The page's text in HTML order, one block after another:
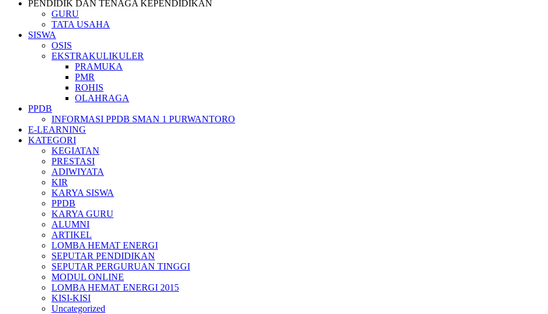
PENDIDIK DAN TENAGA KEPENDIDIKAN
GURU
TATA USAHA
SISWA
OSIS
EKSTRAKULIKULER
PRAMUKA
PMR
ROHIS
OLAHRAGA
PPDB
INFORMASI PPDB SMAN 1 PURWANTORO
E-LEARNING
KATEGORI
KEGIATAN
PRESTASI
ADIWIYATA
KIR
KARYA SISWA
PPDB
KARYA GURU
ALUMNI
ARTIKEL
LOMBA HEMAT ENERGI
SEPUTAR PENDIDIKAN
SEPUTAR PERGURUAN TINGGI
MODUL ONLINE
LOMBA HEMAT ENERGI 2015
KISI-KISI
Uncategorized